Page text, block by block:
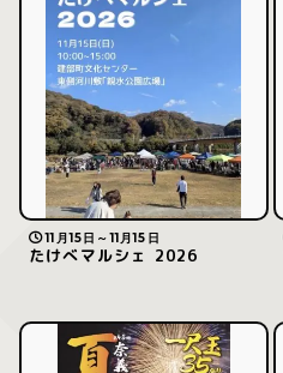
11月15日～11月15日
たけべマルシェ 2026